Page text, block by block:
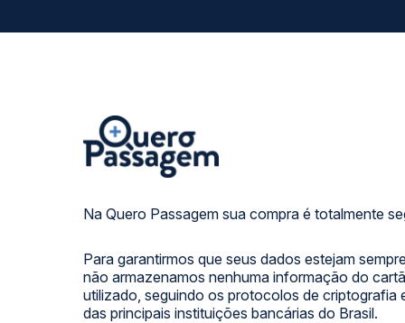
Na Quero Passagem sua compra é totalmente
Para garantirmos que seus dados estejam
não armazenamos nenhuma informação do
utilizado, seguindo os protocolos de criptografia
das principais instituições bancárias do Brasil.